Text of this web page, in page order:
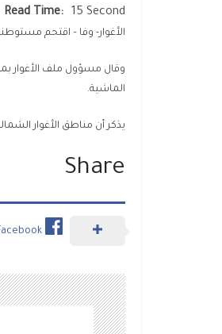
Read Time: 15 Second
الأغوار- وفا – اقتحم
وقال مسؤول ملف الأغوار
الماشية.
يذكر أن مناطق الأغوار
Share